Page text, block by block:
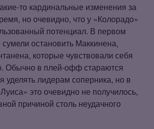
кардинальные изменения за
но очевидно, что у «Колорадо»
потенциал. В первом
остановить Маккинена,
которые чувствовали себя
Обычно в плей‑офф стараются
уделять лидерам соперника, но в
это очевидно не получилось,
причиной столь неудачного